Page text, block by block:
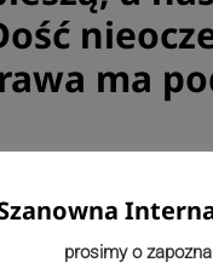
ma
zatrzymany wczoraj
brali
powiedzieć z jakiego
województwa
prosimy o